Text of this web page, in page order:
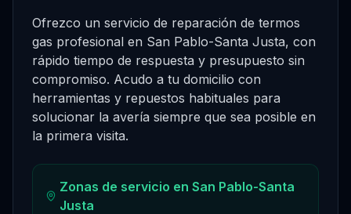
Ofrezco un servicio de reparación de termos
gas profesional en San Pablo-Santa Justa, con
rápido tiempo de respuesta y presupuesto sin
compromiso. Acudo a tu domicilio con
herramientas y repuestos habituales para
solucionar la avería siempre que sea posible en
la primera visita.
Zonas de servicio enSan Pablo-Santa
Justa